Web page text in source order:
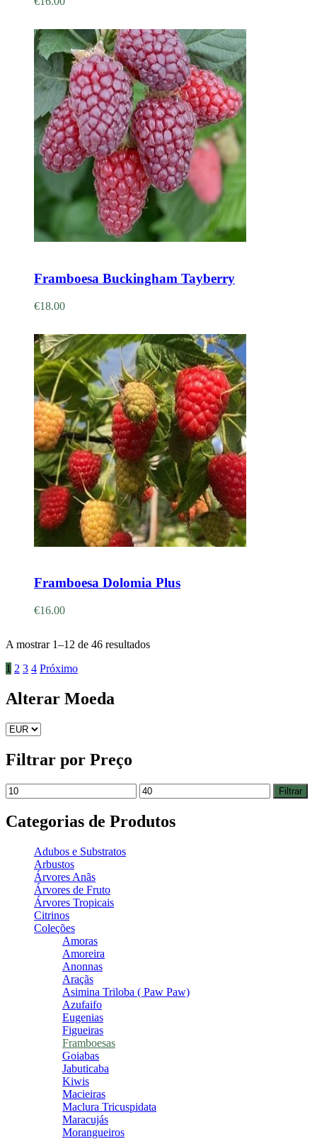
Framboesa Buckingham Tayberry
€18.00
Framboesa Dolomia Plus
€16.00
A mostrar 1–12 de 46 resultados
1 2 3 4 Próximo
Alterar Moeda
Filtrar por Preço
Filtrar
Categorias de Produtos
Adubos e Substratos
Arbustos
Árvores Anãs
Árvores de Fruto
Árvores Tropicais
Citrinos
Coleções
Amoras
Amoreira
Anonnas
Araçãs
Asimina Triloba ( Paw Paw)
Azufaifo
Eugenias
Figueiras
Framboesas
Goiabas
Jabuticaba
Kiwis
Macieiras
Maclura Tricuspidata
Maracujás
Morangueiros